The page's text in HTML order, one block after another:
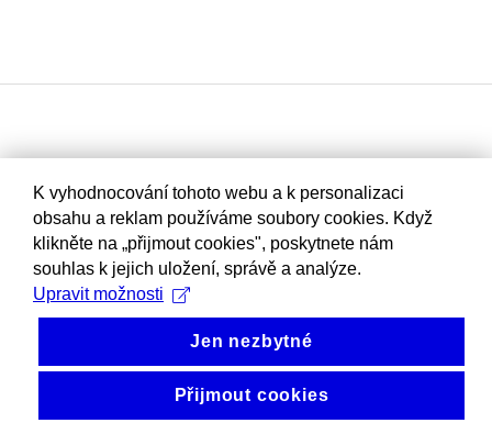
K vyhodnocování tohoto webu a k personalizaci
obsahu a reklam používáme soubory cookies. Když
klikněte na „přijmout cookies", poskytnete nám
souhlas k jejich uložení, správě a analýze.
Upravit možnosti
Jen nezbytné
Přijmout cookies